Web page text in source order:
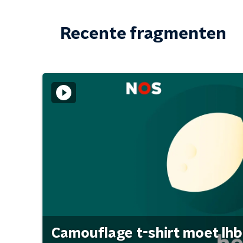
Recente fragmenten
Camouflage t-shirt moet